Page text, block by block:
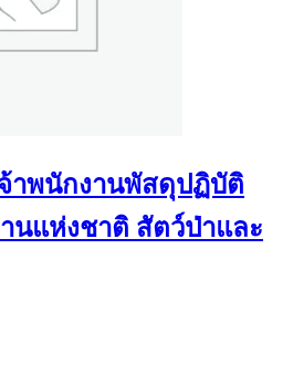
าพนักงานพัสดุปฏิบัติ
นแห่งชาติ สัตว์ป่าและ